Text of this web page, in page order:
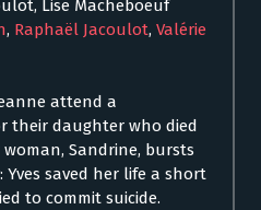
Lise Macheboeuf
, Raphaël Jacoulot, Valérie
attend a
their daughter who died
Sandrine, bursts
saved her life a short
to commit suicide.